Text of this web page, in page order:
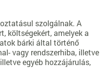
szolgálnak. A
költségekért, amelyek a
bárki által történő
vagy rendszerhiba, illetve
egyéb hozzájárulás,